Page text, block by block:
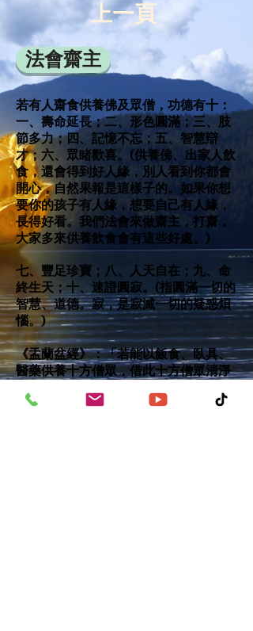
上一頁
法會齋主
若有人齋食供養佛及眾僧，功德有十：
一、壽命延長；二、形色圓滿；三、肢
節多力；四、記憶不忘； 五、智慧辯
才； 六、眾睹歡喜。(供養佛、出家人飲
食，還會得到好人緣，別人看到你都會
開心，自然果報是這樣子的。如果你想
要你的孩子有人緣，想要自己有人緣，
長得好看。我們法會來做齋主，打齋，
大家多來供養飲食會有這些好處。)
七、豐足珍寶； 八、人天自在； 九、命
終生天；十、速證圓寂。(指圓滿一切的
智慧、道德。寂，是寂滅一切的疑惑煩
惱。)
《盂蘭盆經》：「若能以飯食、臥具、
醫藥供養十方僧眾，借此十方僧眾清淨
昔七世父母、六親眷屬得遠離三惡道，